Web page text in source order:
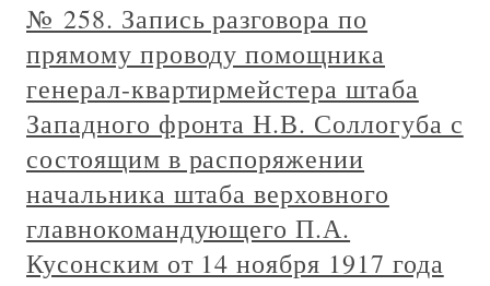
№ 258. Запись разговора по
прямому проводу помощника
генерал-квартирмейстера штаба
Западного фронта Н.В. Соллогуба с
состоящим в распоряжении
начальника штаба верховного
главнокомандующего П.А.
Кусонским от 14 ноября 1917 года